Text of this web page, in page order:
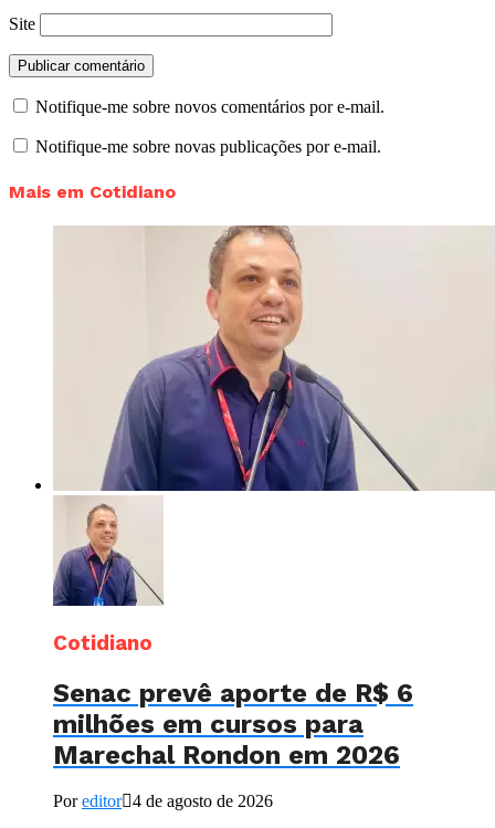
Site
Notifique-me sobre novos comentários por e-mail.
Notifique-me sobre novas publicações por e-mail.
Mais em Cotidiano
Cotidiano
Senac prevê aporte de R$ 6
milhões em cursos para
Marechal Rondon em 2026
Poreditor 4 de agosto de 2026